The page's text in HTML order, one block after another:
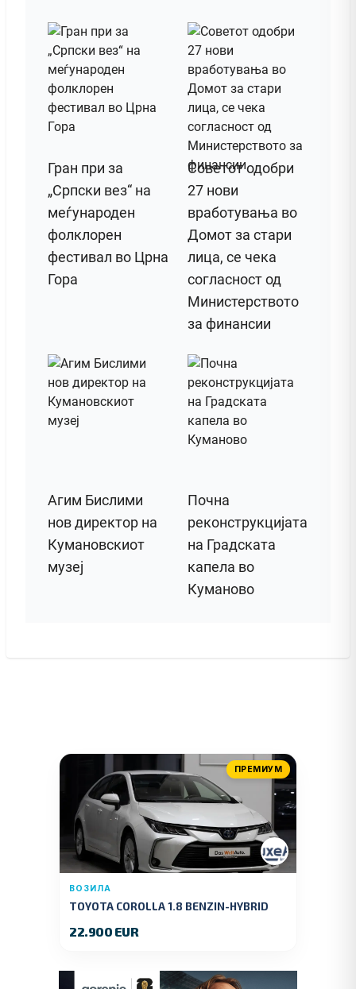
Гран при за
„Српски вез“ на
меѓународен
фолклорен
фестивал во Црна
Гора
Советот одобри
27 нови
вработувања во
Домот за стари
лица, се чека
согласност од
Министерството
за финансии
Агим Бислими
нов директор на
Кумановскиот
музеј
Почна
реконструкцијата
на Градската
капела во
Куманово
ПРЕМИУМ
ВОЗИЛА
TOYOTA COROLLA 1.8 BENZIN-HYBRID
22.900 EUR